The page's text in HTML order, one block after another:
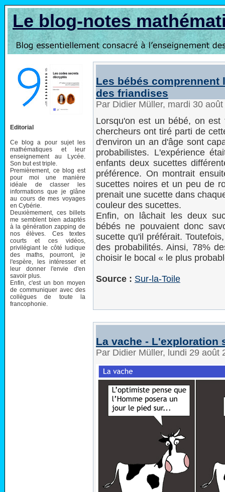
Le blog-notes
Editorial
Ce blog a pour sujet les
mathématiques et leur
enseignement au Lycée.
Son but est triple.
Premièrement, ce blog est
pour moi une manière
idéale de classer les
informations que je glâne
au cours de mes voyages
en Cybérie.
Deuxièmement, ces billets
me semblent bien adaptés
à la génération zapping de
nos élèves. Ces textes
courts et ces vidéos,
privilégiant le côté ludique
des maths, pourront, je
l'espère, les intéresser et
leur donner l'envie d'en
savoir plus.
Enfin, c'est un bon moyen
de communiquer avec des
collègues de toute la
francophonie.
Les bébés
des friandises
Par Didier Müller, mardi 30
Lorsqu'on est un bébé, on
chercheurs ont tiré parti de
d'environ un an d'âge sont
probabilistes. L'expérience
enfants deux sucettes
préférence. On montrait
sucettes noires et un peu de
prenait une sucette dans
couleur des sucettes.
Enfin, on lâchait les deux
bébés ne pouvaient donc
sucette qu'il préférait.
des probabilités. Ainsi, 78%
choisir le bocal « le plus
Source : Sur-la-Toile
La vache - L'exploration
Par Didier Müller, lundi 29 août